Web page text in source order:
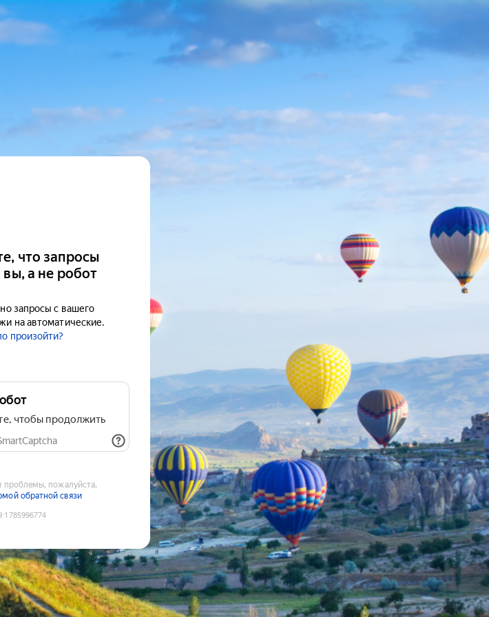
что запросы
а не робот
запросы с вашего
на автоматические.
произойти?
чтобы продолжить
проблемы, пожалуйста,
обратной связи
:1785996774